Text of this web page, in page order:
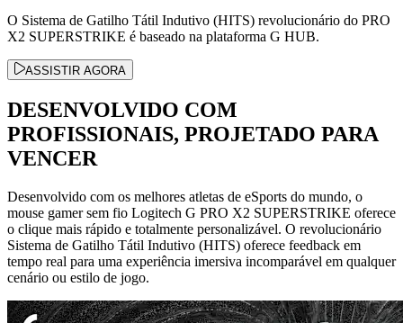
O Sistema de Gatilho Tátil Indutivo (HITS) revolucionário do PRO
X2 SUPERSTRIKE é baseado na plataforma G HUB.
ASSISTIR AGORA
DESENVOLVIDO COM
PROFISSIONAIS, PROJETADO PARA
VENCER
Desenvolvido com os melhores atletas de eSports do mundo, o
mouse gamer sem fio Logitech G PRO X2 SUPERSTRIKE oferece
o clique mais rápido e totalmente personalizável. O revolucionário
Sistema de Gatilho Tátil Indutivo (HITS) oferece feedback em
tempo real para uma experiência imersiva incomparável em qualquer
cenário ou estilo de jogo.